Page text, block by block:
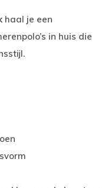
haal je een
in huis die